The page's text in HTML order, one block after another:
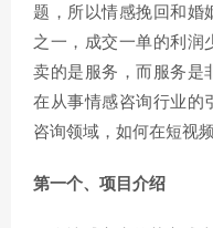
题，所以情感挽回和婚
之一，成交一单的利润
卖的是服务，而服务是
在从事情感咨询行业的
咨询领域，如何在短视
第一个、项目介绍